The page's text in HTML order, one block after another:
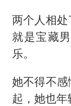
两个人相
就是宝藏
乐。
她不得不
起，她也年